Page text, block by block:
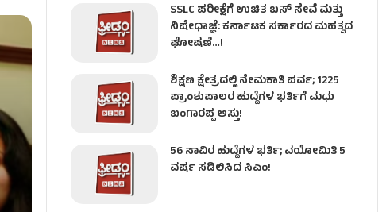
SSLC ಪರೀಕ್ಷೆಗೆ ಉಚಿತ ಬಸ್ ಸೇವೆ ಮತ್ತು
ನಿಷೇಧಾಜ್ಞೆ: ಕರ್ನಾಟಕ ಸರ್ಕಾರದ ಮಹತ್ವದ
ಘೋಷಣೆ…!
ಶಿಕ್ಷಣ ಕ್ಷೇತ್ರದಲ್ಲಿ ನೇಮಕಾತಿ ಪರ್ವ; 1225
ಪ್ರಾಂಶುಪಾಲರ ಹುದ್ದೆಗಳ ಭರ್ತಿಗೆ ಮಧು
ಬಂಗಾರಪ್ಪ ಅಸ್ತು!
56 ಸಾವಿರ ಹುದ್ದೆಗಳ ಭರ್ತಿ; ವಯೋಮಿತಿ 5
ವರ್ಷ ಸಡಿಲಿಸಿದ ಸಿಎಂ!